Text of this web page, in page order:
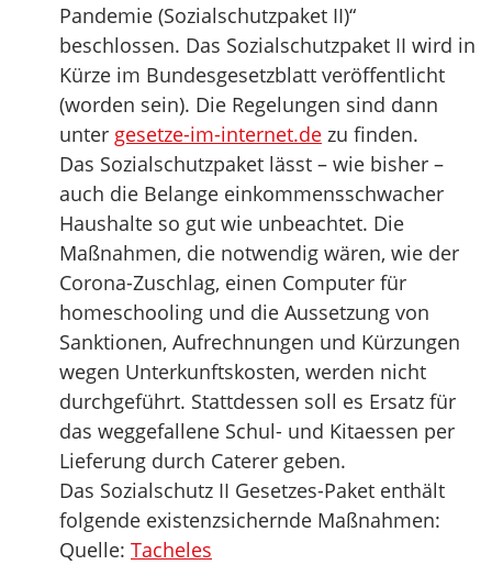
Pandemie (Sozialschutzpaket II)“
beschlossen. Das Sozialschutzpaket II wird in
Kürze im Bundesgesetzblatt veröffentlicht
(worden sein). Die Regelungen sind dann
unter gesetze-im-internet.de zu finden.
Das Sozialschutzpaket lässt – wie bisher –
auch die Belange einkommensschwacher
Haushalte so gut wie unbeachtet. Die
Maßnahmen, die notwendig wären, wie der
Corona-Zuschlag, einen Computer für
homeschooling und die Aussetzung von
Sanktionen, Aufrechnungen und Kürzungen
wegen Unterkunftskosten, werden nicht
durchgeführt. Stattdessen soll es Ersatz für
das weggefallene Schul- und Kitaessen per
Lieferung durch Caterer geben.
Das Sozialschutz II Gesetzes-Paket enthält
folgende existenzsichernde Maßnahmen:
Quelle: Tacheles